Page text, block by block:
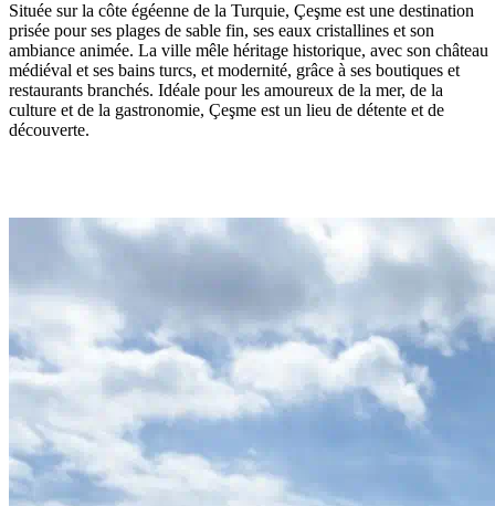
Située sur la côte égéenne de la Turquie, Çeşme est une destination
prisée pour ses plages de sable fin, ses eaux cristallines et son
ambiance animée. La ville mêle héritage historique, avec son château
médiéval et ses bains turcs, et modernité, grâce à ses boutiques et
restaurants branchés. Idéale pour les amoureux de la mer, de la
culture et de la gastronomie, Çeşme est un lieu de détente et de
découverte.